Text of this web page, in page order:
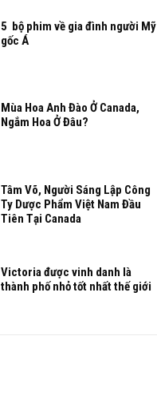
5 bộ phim về gia đình người Mỹ
gốc Á
Mùa Hoa Anh Đào Ở Canada,
Ngắm Hoa Ở Đâu?
Tâm Võ, Người Sáng Lập Công
Ty Dược Phẩm Việt Nam Đầu
Tiên Tại Canada
Victoria được vinh danh là
thành phố nhỏ tốt nhất thế giới